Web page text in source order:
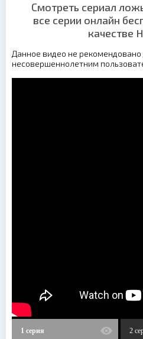
Смотреть сериал
все серии онлайн
качестве
Данное видео не рекомендовано
несовершеннолетним
1 серия 2